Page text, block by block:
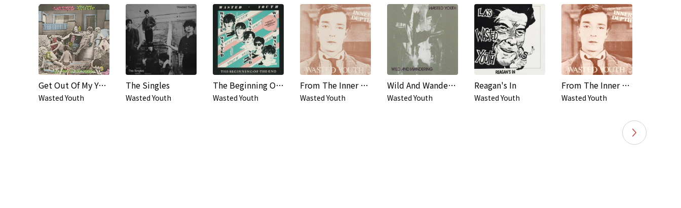
Get Out Of My Yard
Wasted Youth
The Singles
Wasted Youth
The Beginning Of The End
Wasted Youth
From The Inner Depth
Wasted Youth
Wild And Wandering
Wasted Youth
Reagan's In
Wasted Youth
From The Inner Depth
Wasted Youth